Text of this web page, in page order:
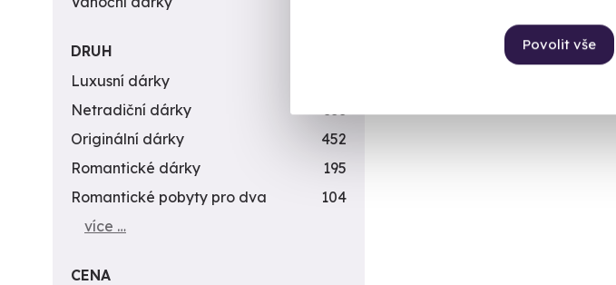
Povolit vše
DRUH
Luxusní dárky
Netradiční dárky
353
Originální dárky
452
Romantické dárky
195
Romantické pobyty pro dva
104
více …
CENA